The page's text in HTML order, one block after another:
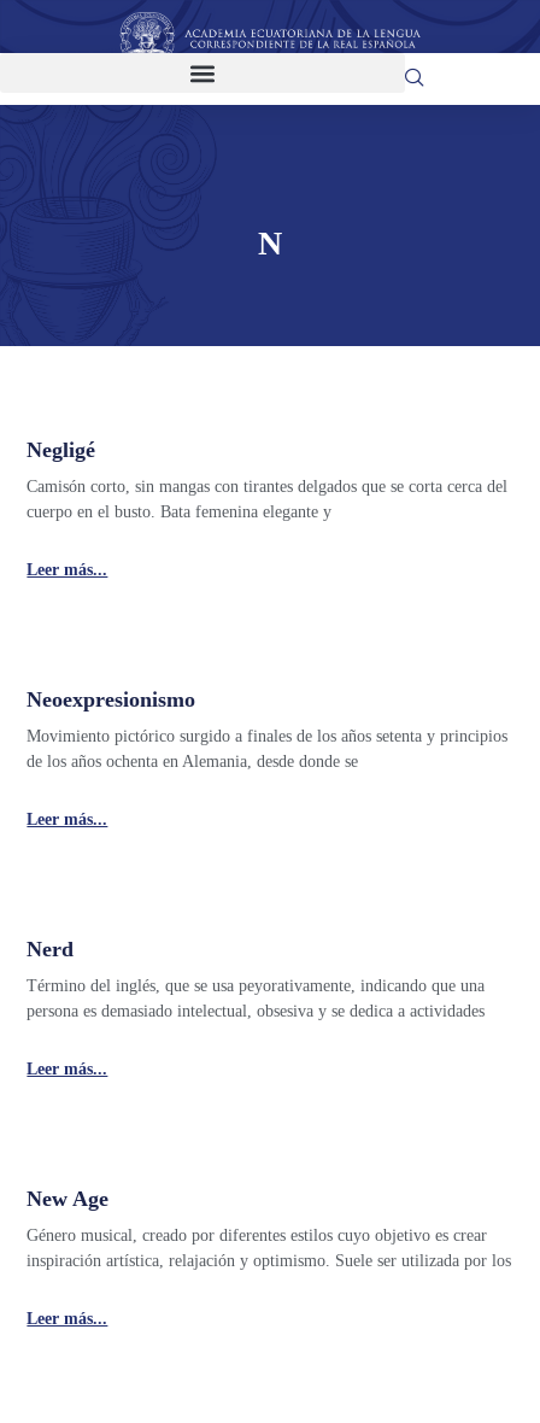
N
Negligé
Camisón corto, sin mangas con tirantes delgados que se corta cerca del
cuerpo en el busto. Bata femenina elegante y
Leer más...
Neoexpresionismo
Movimiento pictórico surgido a finales de los años setenta y principios
de los años ochenta en Alemania, desde donde se
Leer más...
Nerd
Término del inglés, que se usa peyorativamente, indicando que una
persona es demasiado intelectual, obsesiva y se dedica a actividades
Leer más...
New Age
Género musical, creado por diferentes estilos cuyo objetivo es crear
inspiración artística, relajación y optimismo. Suele ser utilizada por los
Leer más...